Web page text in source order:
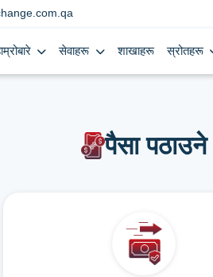
सेवाहरू शाखाहरू स्रोतहरू
पैसा पठाउने